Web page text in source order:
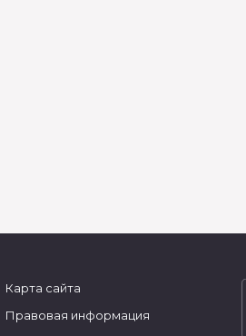
Карта сайта
Правовая информация